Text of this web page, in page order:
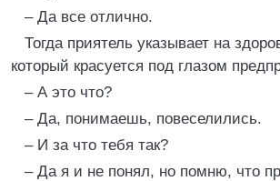
– Да все отлично.
Тогда приятель указывает на
который красуется под глазом
– А это что?
– Да, понимаешь, повеселились.
– И за что тебя так?
– Да я и не понял, но помню, что